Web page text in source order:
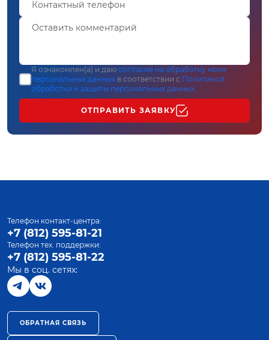
Я ознакомлен(а) и даю согласие на обработку моих
персональных данных в соответствии с Политикой
обработки и защиты персональных данных
ОТПРАВИТЬ ЗАЯВКУ
Телефон контакт-центра:
+7 (812) 595-81-21
Телефон тех. поддержки:
+7 (812) 595-81-22
Мы в соц. сетях:
ОБРАТНАЯ СВЯЗЬ